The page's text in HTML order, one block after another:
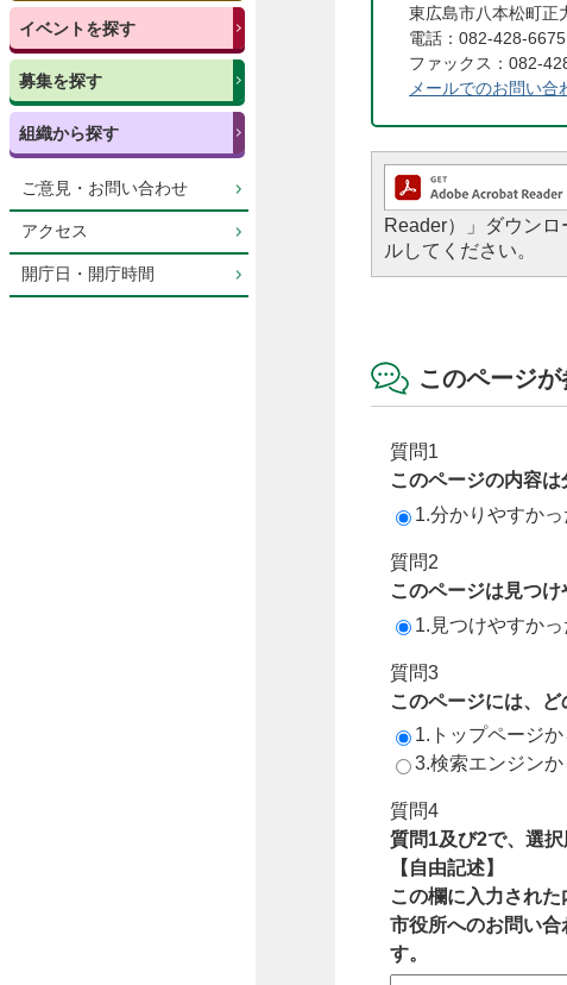
イベントを探す
募集を探す
組織から探す
ご意見・お問い合わせ
アクセス
開庁日・開庁時間
東広島市八本松町正
電話：082-428-6675
ファックス：082-
メールでのお問い合
Reader）」ダウン
ルしてください。
このページが
質問1
このページの内容
1.分かりやすかっ
質問2
このページは見つ
1.見つけやすかっ
質問3
このページには、
1.トップページか
3.検索エンジン
質問4
質問1及び2で、選
【自由記述】
この欄に入力され
市役所へのお問い
す。